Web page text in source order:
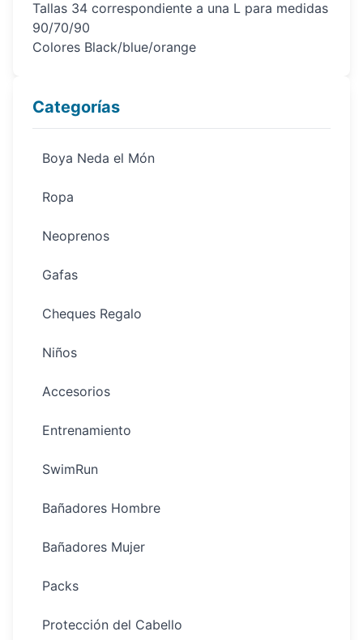
Categorías
Boya Neda el Món
Ropa
Neoprenos
Gafas
Cheques Regalo
Niños
Accesorios
Entrenamiento
SwimRun
Bañadores Hombre
Bañadores Mujer
Packs
Protección del Cabello
Tallas 34 correspondiente a una L para medidas
90/70/90
Colores Black/blue/orange